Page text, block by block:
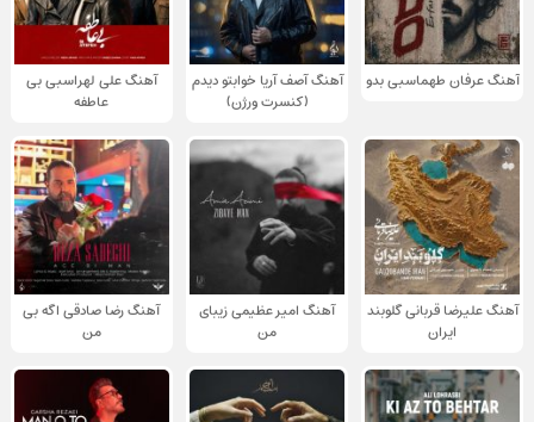
آهنگ عرفان طهماسبی بدو
آهنگ آصف آریا خوابتو دیدم
(کنسرت ورژن)
آهنگ علی لهراسبی بی
عاطفه
آهنگ علیرضا قربانی گلوبند
ایران
آهنگ امیر عظیمی زیبای
من
آهنگ رضا صادقی اگه بی
من